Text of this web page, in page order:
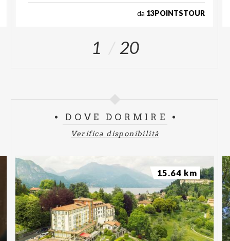
da 13POINTSTOUR
1 20
DOVE DORMIRE
Verifica disponibilità
15.64 km